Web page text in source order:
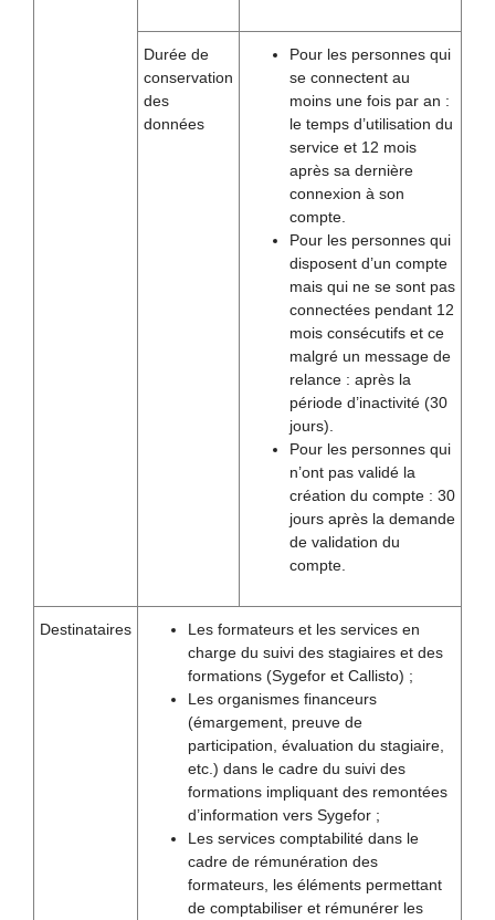
Durée de
conservation
des
données
Pour les personnes qui
se connectent au
moins une fois par an :
le temps d’utilisation du
service et 12 mois
après sa dernière
connexion à son
compte.
Pour les personnes qui
disposent d’un compte
mais qui ne se sont pas
connectées pendant 12
mois consécutifs et ce
malgré un message de
relance : après la
période d’inactivité (30
jours).
Pour les personnes qui
n’ont pas validé la
création du compte : 30
jours après la demande
de validation du
compte.
Destinataires
Les formateurs et les services en
charge du suivi des stagiaires et des
formations (Sygefor et Callisto) ;
Les organismes financeurs
(émargement, preuve de
participation, évaluation du stagiaire,
etc.) dans le cadre du suivi des
formations impliquant des remontées
d’information vers Sygefor ;
Les services comptabilité dans le
cadre de rémunération des
formateurs, les éléments permettant
de comptabiliser et rémunérer les